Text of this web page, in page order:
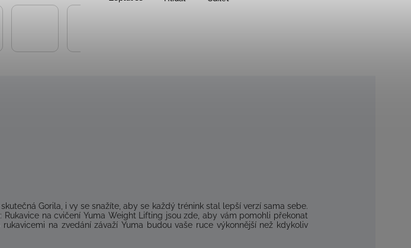
skutečná Gorila i vy se snažíte , aby se každý trénink stal lepší verzí sama sebe.
: Rukavice na cvičení Yuma Weight Lifting jsou zde, aby vám pomohli překonat
rukavicemi na zvedání závaží Yuma budou vaše ruce výkonnější než kdykoliv